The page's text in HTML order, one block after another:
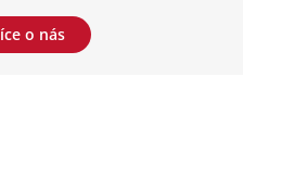
o nás